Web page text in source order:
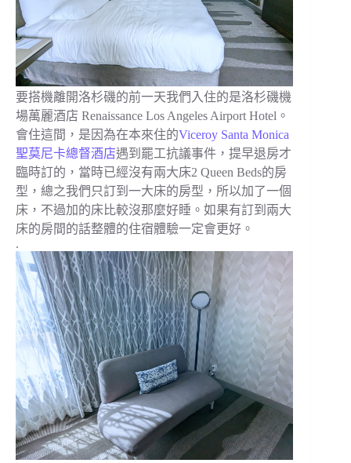
要搭機離開洛杉磯的前一天我們入住的是洛杉磯機
場萬麗酒店 Renaissance Los Angeles Airport Hotel。
會住這間，是因為在本來住的Viceroy Santa Monica
聖莫尼卡總督酒店遇到罷工抗議事件，提早退房才
臨時訂的，當時已經沒有兩大床2 Queen Beds的房
型，總之我們只訂到一大床的房型，所以加了一個
床，不過加的床比較沒那麼好睡。如果有訂到兩大
床的房間的話整體的住宿體驗一定會更好。
.